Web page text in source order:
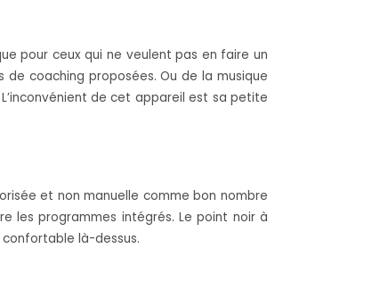
pour ceux qui ne veulent pas en faire un
coaching proposées. Ou de la musique
de cet appareil est sa petite
et non manuelle comme bon nombre
les programmes intégrés. Le point noir à
là-dessus.